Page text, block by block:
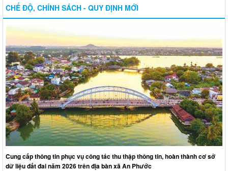
CHẾ ĐỘ, CHÍNH SÁCH - QUY ĐỊNH MỚI
Cung cấp thông tin phục vụ công tác thu thập thông tin, hoàn thành cơ sở
dữ liệu đất đai năm 2026 trên địa bàn xã An Phước